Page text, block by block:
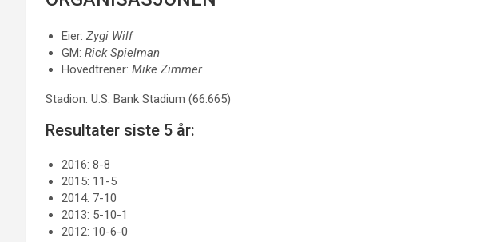
Eier: Zygi Wilf
GM: Rick Spielman
Hovedtrener: Mike Zimmer
Stadion: U.S. Bank Stadium (66.665)
Resultater siste 5 år:
2016: 8-8
2015: 11-5
2014: 7-10
2013: 5-10-1
2012: 10-6-0